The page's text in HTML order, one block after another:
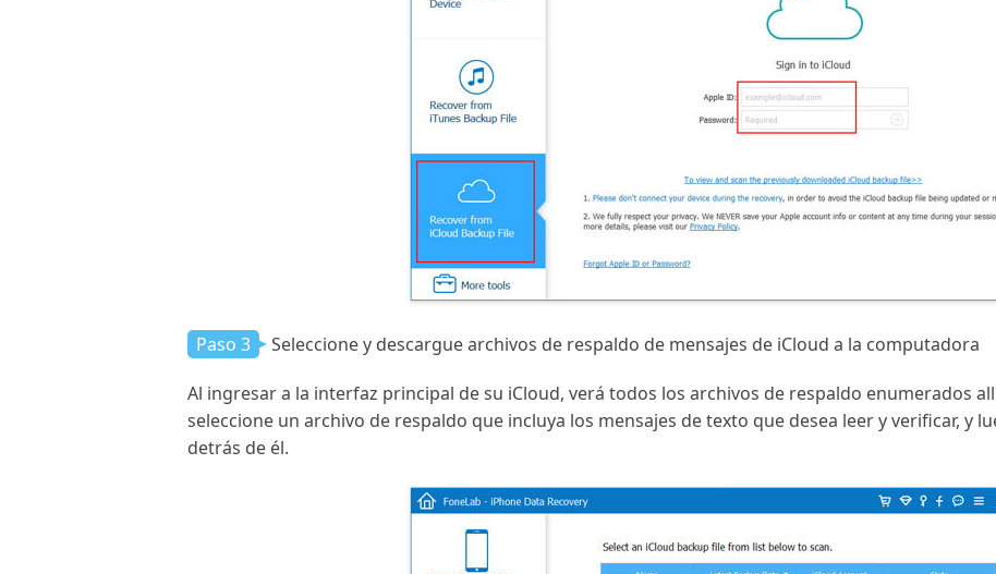
Paso 3 Seleccione y descargue archivos de respaldo de mensajes de iCloud a la computadora
Al ingresar a la interfaz principal de su iCloud, verá todos los archivos de respaldo enumerados
seleccione un archivo de respaldo que incluya los mensajes de texto que desea leer y verificar, y
detrás de él.